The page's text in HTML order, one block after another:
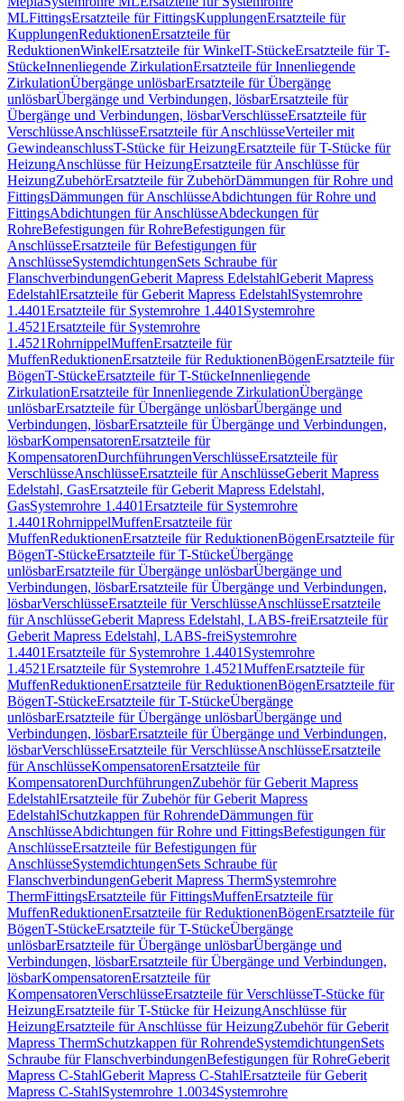
MLFittingsErsatzteile für FittingsKupplungenErsatzteile für
KupplungenReduktionenErsatzteile für
ReduktionenWinkelErsatzteile für WinkelT-StückeErsatzteile für T-
StückeInnenliegende ZirkulationErsatzteile für Innenliegende
ZirkulationÜbergänge unlösbarErsatzteile für Übergänge
unlösbarÜbergänge und Verbindungen, lösbarErsatzteile für
Übergänge und Verbindungen, lösbarVerschlüsseErsatzteile für
VerschlüsseAnschlüsseErsatzteile für AnschlüsseVerteiler mit
GewindeanschlussT-Stücke für HeizungErsatzteile für T-Stücke für
HeizungAnschlüsse für HeizungErsatzteile für Anschlüsse für
HeizungZubehörErsatzteile für ZubehörDämmungen für Rohre und
FittingsDämmungen für AnschlüsseAbdichtungen für Rohre und
FittingsAbdichtungen für AnschlüsseAbdeckungen für
RohreBefestigungen für RohreBefestigungen für
AnschlüsseErsatzteile für Befestigungen für
AnschlüsseSystemdichtungenSets Schraube für
FlanschverbindungenGeberit Mapress EdelstahlGeberit Mapress
EdelstahlErsatzteile für Geberit Mapress EdelstahlSystemrohre
1.4401Ersatzteile für Systemrohre 1.4401 Systemrohre
1.4521Ersatzteile für Systemrohre
1.4521RohrnippelMuffenErsatzteile für
MuffenReduktionenErsatzteile für ReduktionenBögenErsatzteile für
BögenT-StückeErsatzteile für T-StückeInnenliegende
ZirkulationErsatzteile für Innenliegende ZirkulationÜbergänge
unlösbarErsatzteile für Übergänge unlösbarÜbergänge und
Verbindungen, lösbarErsatzteile für Übergänge und Verbindungen,
lösbarKompensatorenErsatzteile für
KompensatorenDurchführungenVerschlüsseErsatzteile für
VerschlüsseAnschlüsseErsatzteile für AnschlüsseGeberit Mapress
Edelstahl, GasErsatzteile für Geberit Mapress Edelstahl,
GasSystemrohre 1.4401Ersatzteile für Systemrohre
1.4401RohrnippelMuffenErsatzteile für
MuffenReduktionenErsatzteile für ReduktionenBögenErsatzteile für
BögenT-StückeErsatzteile für T-StückeÜbergänge
unlösbarErsatzteile für Übergänge unlösbarÜbergänge und
Verbindungen, lösbarErsatzteile für Übergänge und Verbindungen,
lösbarVerschlüsseErsatzteile für VerschlüsseAnschlüsseErsatzteile
für AnschlüsseGeberit Mapress Edelstahl, LABS-freiErsatzteile für
Geberit Mapress Edelstahl, LABS-freiSystemrohre
1.4401Ersatzteile für Systemrohre 1.4401 Systemrohre
1.4521Ersatzteile für Systemrohre 1.4521MuffenErsatzteile für
MuffenReduktionenErsatzteile für ReduktionenBögenErsatzteile für
BögenT-StückeErsatzteile für T-StückeÜbergänge
unlösbarErsatzteile für Übergänge unlösbarÜbergänge und
Verbindungen, lösbarErsatzteile für Übergänge und Verbindungen,
lösbarVerschlüsseErsatzteile für VerschlüsseAnschlüsseErsatzteile
für AnschlüsseKompensatorenErsatzteile für
KompensatorenDurchführungenZubehör für Geberit Mapress
EdelstahlErsatzteile für Zubehör für Geberit Mapress
EdelstahlSchutzkappen für RohrendeDämmungen für
AnschlüsseAbdichtungen für Rohre und FittingsBefestigungen für
AnschlüsseErsatzteile für Befestigungen für
AnschlüsseSystemdichtungenSets Schraube für
FlanschverbindungenGeberit Mapress ThermSystemrohre
ThermFittingsErsatzteile für FittingsMuffenErsatzteile für
MuffenReduktionenErsatzteile für ReduktionenBögenErsatzteile für
BögenT-StückeErsatzteile für T-StückeÜbergänge
unlösbarErsatzteile für Übergänge unlösbarÜbergänge und
Verbindungen, lösbarErsatzteile für Übergänge und Verbindungen,
lösbarKompensatorenErsatzteile für
KompensatorenVerschlüsseErsatzteile für VerschlüsseT-Stücke für
HeizungErsatzteile für T-Stücke für HeizungAnschlüsse für
HeizungErsatzteile für Anschlüsse für HeizungZubehör für Geberit
Mapress ThermSchutzkappen für RohrendeSystemdichtungenSets
Schraube für FlanschverbindungenBefestigungen für RohreGeberit
Mapress C-StahlGeberit Mapress C-StahlErsatzteile für Geberit
Mapress C-StahlSystemrohre 1.0034Systemrohre